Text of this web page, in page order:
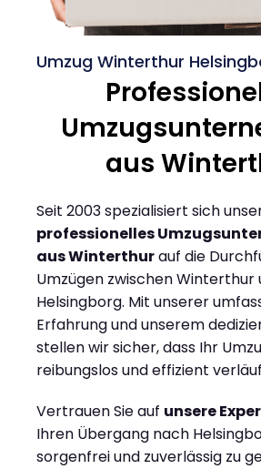
Umzug Winterthur
aus
Seit 2003 spezialisiert sich
professionelles
aus Winterthurauf die
Umzügen zwischen Winterthur
Helsingborg. Mit unserer
Erfahrung und unserem
stellen wir sicher, dass Ihr
reibungslos und effizient
Vertrauen Sie auf unsere
Ihren Übergang nach
sorgenfrei und zuverlässig zu